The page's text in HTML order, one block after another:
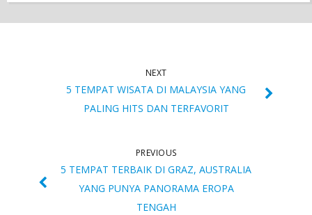
NEXT
5 TEMPAT WISATA DI MALAYSIA YANG
PALING HITS DAN TERFAVORIT
PREVIOUS
5 TEMPAT TERBAIK DI GRAZ, AUSTRALIA
YANG PUNYA PANORAMA EROPA
TENGAH